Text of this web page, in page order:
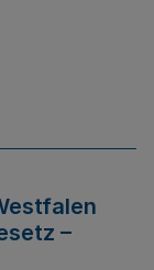
–